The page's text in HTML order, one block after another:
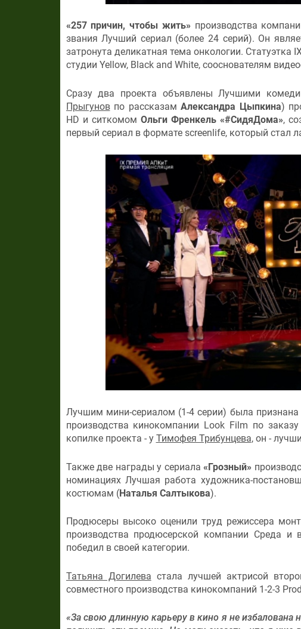
«257 причин, чтобы жить» производства
звания Лучший сериал (более 24 серий). Он
затронута деликатная тема онкологии.
студии Yellow, Black and White, сооснователям
Сразу два проекта объявлены Лучшими
Прыгуновпо рассказам Александра Цыпкина)
HD и ситкомом Ольги Френкель «#СидяДома»,
первый сериал в формате screenlife, который стал
Лучшим мини-сериалом (1-4 серии) была
производства кинокомпании Look Film по
копилке проекта - у Тимофея Трибунцева, он -
Также две награды у сериала«Грозный»
номинациях Лучшая работа художника-
костюмам (Наталья Салтыкова).
Продюсеры высоко оценили труд режиссера
производства продюсерской компании Среда и
победил в своей категории.
Татьяна Догилева стала лучшей актрисой
совместного производства кинокомпаний 1-2-3
«За свою длинную карьеру в кино я не